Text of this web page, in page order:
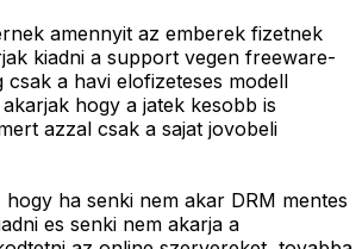
amennyit az emberek fizetnek
kiadni a support vegen freeware-
csak a havi elofizeteses modell
hogy a jatek kesobb is
azzal csak a sajat jovobeli
ha senki nem akar DRM mentes
es senki nem akarja a